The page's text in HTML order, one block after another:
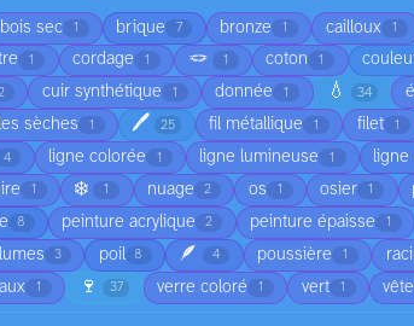
bois sec 1 brique 7 bronze 1 cailloux 1
1 cordage 1 🪢 1 coton 1
cuir synthétique 1 donnée 1 💧 34
sèches 1 🖊️ 25 fil métallique 1 filet 1
4 ligne colorée 1 ligne lumineuse 1 ligne
1 ❄️ 1 nuage 2 os 1 osier 1
8 peinture acrylique 2 peinture épaisse 1
3 poil 8 🪶 4 poussière 1
1 🍷 37 verre coloré 1 vert 1